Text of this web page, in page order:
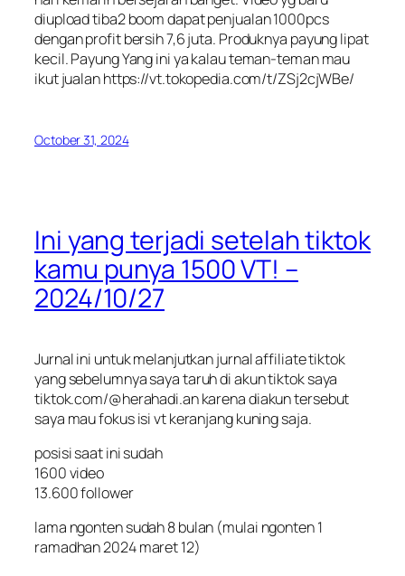
diupload tiba2 boom dapat penjualan 1000pcs
dengan profit bersih 7,6 juta. Produknya payung lipat
kecil. Payung Yang ini ya kalau teman-teman mau
ikut jualan https://vt.tokopedia.com/t/ZSj2cjWBe/
October 31, 2024
Ini yang terjadi setelah tiktok
kamu punya 1500 VT! –
2024/10/27
Jurnal ini untuk melanjutkan jurnal affiliate tiktok
yang sebelumnya saya taruh di akun tiktok saya
tiktok.com/@herahadi.an karena diakun tersebut
saya mau fokus isi vt keranjang kuning saja.
posisi saat ini sudah
1600 video
13.600 follower
lama ngonten sudah 8 bulan (mulai ngonten 1
ramadhan 2024 maret 12)